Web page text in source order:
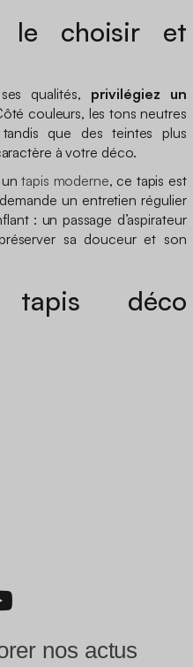
le choisir et
qualités, privilégiez un
couleurs, les tons neutres
que des teintes plus
à votre déco.
untapis moderne, ce tapis est
un entretien régulier
: un passage d’aspirateur
sa douceur et son
déco
nos actus